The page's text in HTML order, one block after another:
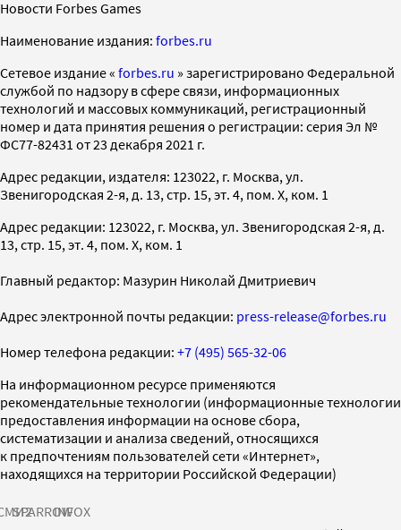
Новости Forbes Games
Наименование издания: forbes.ru
Cетевое издание « forbes.ru » зарегистрировано Федеральной
службой по надзору в сфере связи, информационных
технологий и массовых коммуникаций, регистрационный
номер и дата принятия решения о регистрации: серия Эл №
ФС77-82431 от 23 декабря 2021 г.
Адрес редакции, издателя: 123022, г. Москва, ул.
Звенигородская 2-я, д. 13, стр. 15, эт. 4, пом. X, ком. 1
Адрес редакции: 123022, г. Москва, ул. Звенигородская 2-я, д.
13, стр. 15, эт. 4, пом. X, ком. 1
Главный редактор: Мазурин Николай Дмитриевич
Адрес электронной почты редакции: press-release@forbes.ru
Номер телефона редакции: +7 (495) 565-32-06
На информационном ресурсе применяются
рекомендательные технологии (информационные технологии
предоставления информации на основе сбора,
систематизации и анализа сведений, относящихся
к предпочтениям пользователей сети «Интернет»,
находящихся на территории Российской Федерации)
SPARROWINFOX